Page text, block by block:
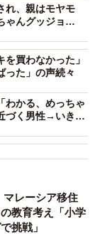
す。耐えかね
にしました。
われてどれほ
良かったと後
投稿したとこ
ユーザーから
。
まれであり、
多く届いたそ
差なんて心配
れ、親はモヤモ
んグッジョ
を買わなかった」
った」の声続々
わかる、めっちゃ
づく男性→いきな
マレーシア移住
教育考え「小学
挑戦」